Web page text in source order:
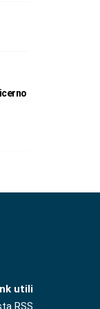
utili
RSS